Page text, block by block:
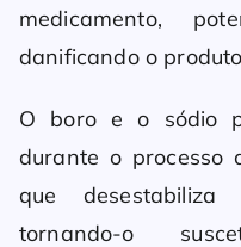
medicamento,
danificando o
O boro e o sódio
durante o processo
que
tornando-o